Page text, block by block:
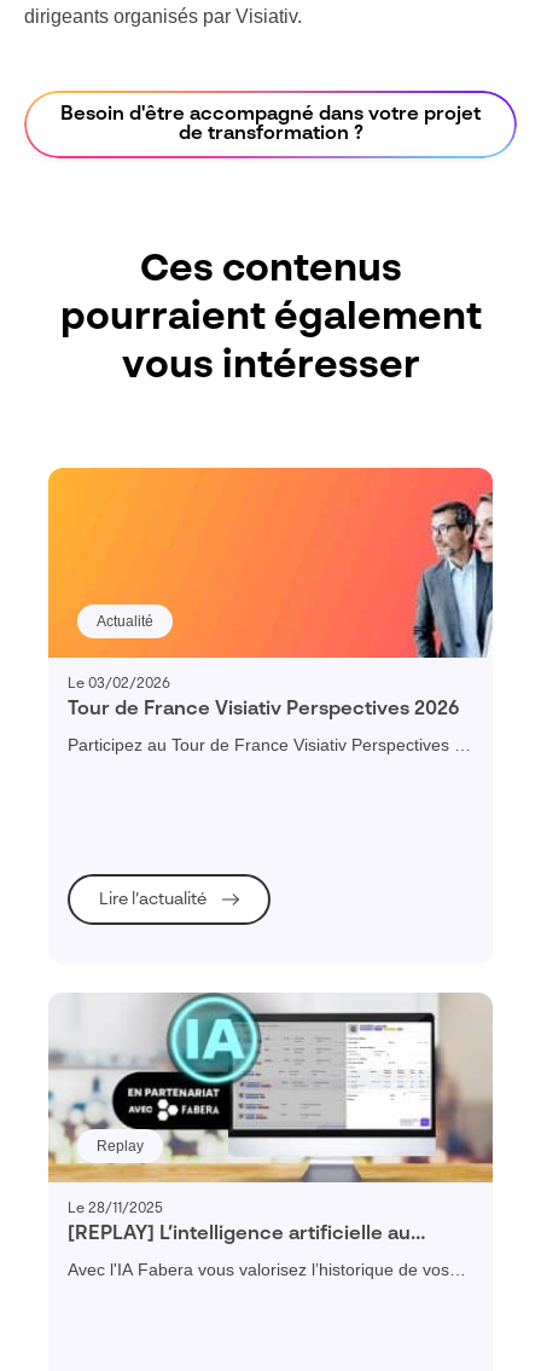
dirigeants organisés par Visiativ.
Besoin d'être accompagné dans votre projet
de transformation ?
Ces contenus
pourraient également
vous intéresser
Actualité
Le 03/02/2026
Tour de France Visiativ Perspectives 2026
Participez au Tour de France Visiativ Perspectives et
Lire l’actualité
Replay
Le 28/11/2025
[REPLAY] L’intelligence artificielle au
service du chiffrage industriel avec Fabera
Avec l'IA Fabera vous valorisez l’historique de vos